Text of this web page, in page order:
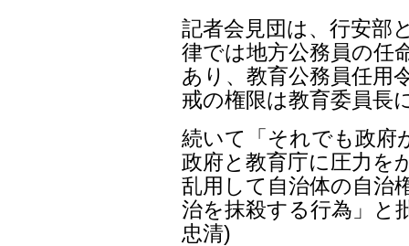
記者会見団は、行安部
律では地方公務員の任
あり、教育公務員任用
戒の権限は教育委員長
続いて「それでも政府
政府と教育庁に圧力を
乱用して自治体の自治
治を抹殺する行為」と
忠清)